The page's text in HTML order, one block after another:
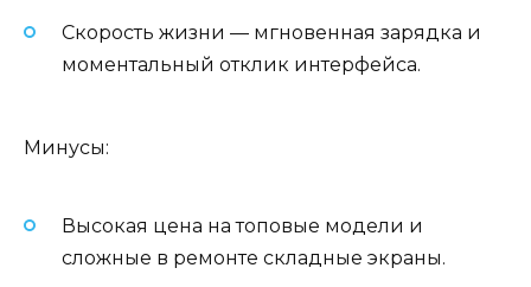
Скорость жизни — мгновенная зарядка и
моментальный отклик интерфейса.
Минусы:
Высокая цена на топовые модели и
сложные в ремонте складные экраны.